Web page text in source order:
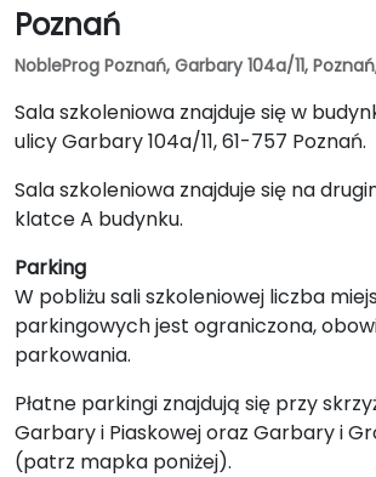
Poznań
NobleProg Poznań, Garbary 104a/11,
Sala szkoleniowa znajduje się w
ulicy Garbary 104a/11, 61-757 Poznań.
Sala szkoleniowa znajduje się na
klatce A budynku.
Parking
W pobliżu sali szkoleniowej liczba
parkingowych jest ograniczona,
parkowania.
Płatne parkingi znajdują się przy
Garbary i Piaskowej oraz Garbary i
(patrz mapka poniżej).